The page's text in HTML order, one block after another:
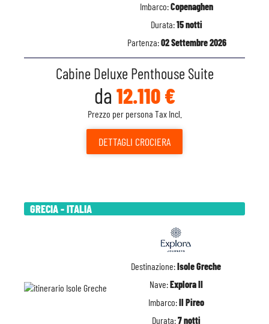
Imbarco:Copenaghen
Durata:15 notti
Partenza:02 Settembre 2026
Cabine Deluxe Penthouse Suite
da 12.110 €
Prezzo per persona Tax Incl.
DETTAGLI CROCIERA
GRECIA - ITALIA
Destinazione:Isole Greche
Nave:Explora II
Imbarco:Il Pireo
Durata:7 notti